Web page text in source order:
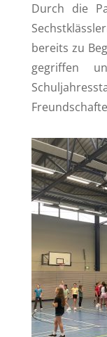
Durch die
bereits zu
gegriffen